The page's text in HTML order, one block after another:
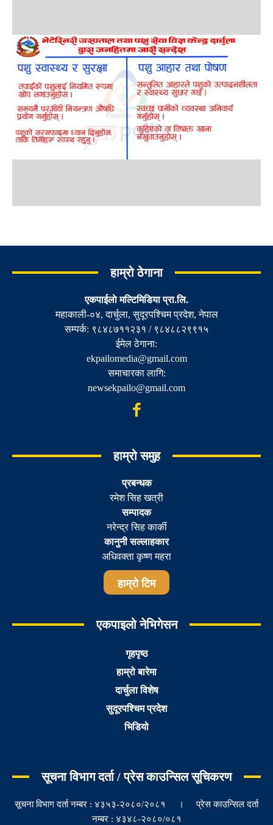
हाम्रो ठेगाना
एकपाईलाे मल्टिमिडिया प्रा.लि.
महाकाली-०४, दार्चुला, सुदूरपश्चिम प्रदेश, नेपाल
सम्पर्क: ९८४८७११२३१ / ९८४८८२९९१५
ईमेल ठेगाना:
ekpailomedia@gmail.com
समाचारका लागि:
newsekpailo@gmail.com
हाम्रो समुह
प्रबन्धक
रमेश सिह खत्री
सम्पादक
नरेन्द्र सिह कार्की
कानुनी सल्लाहकार
अधिवक्ता कृष्ण महरा
हाम्रो टिम
एकपाइलो नेभिगेसन
गृहपृष्ठ
हाम्रो बारेमा
दार्चुला विशेष
सुदूरपश्चिम प्रदेश
भिडियो
सूचना विभाग दर्ता / प्रेस काउन्सिल सूचिकरण
सूचना विभाग दर्ता नम्बर : ४३५३-२०८०/२०८१ । प्रेस काउन्सिल दर्ता
नम्बर : ४३४८-२०८०/०८१